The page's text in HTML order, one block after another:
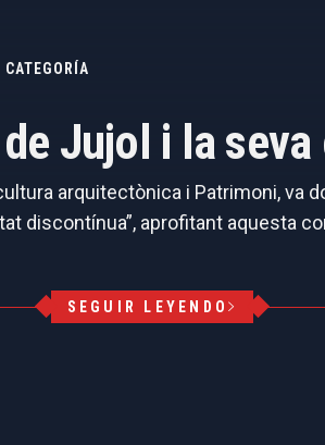
CATEGORÍA
Jujol i la
arquitectònica i Patrimoni, va
discontínua”, aprofitant aquesta
SEGUIR LEYENDO